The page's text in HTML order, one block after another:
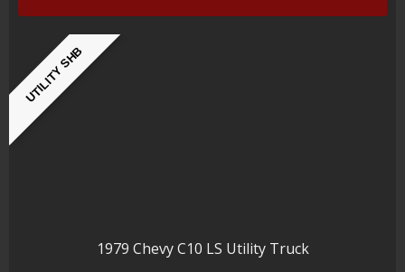
UTILITY SHB
1979 Chevy C10 LS Utility Truck